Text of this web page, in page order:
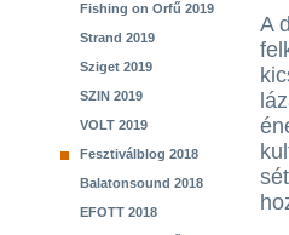
Fishing on Orfű 2019
Strand 2019
Sziget 2019
SZIN 2019
VOLT 2019
Fesztiválblog 2018
Balatonsound 2018
EFOTT 2018
A